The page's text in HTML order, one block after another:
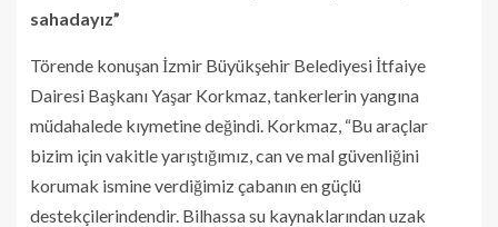
sahadayız”
Törende konuşan İzmir Büyükşehir Belediyesi İtfaiye
Dairesi Başkanı Yaşar Korkmaz, tankerlerin yangına
müdahalede kıymetine değindi. Korkmaz, “Bu araçlar
bizim için vakitle yarıştığımız, can ve mal güvenliğini
korumak ismine verdiğimiz çabanın en güçlü
destekçilerindendir. Bilhassa su kaynaklarından uzak